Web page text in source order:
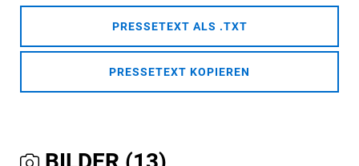
PRESSETEXT ALS .TXT
PRESSETEXT KOPIEREN